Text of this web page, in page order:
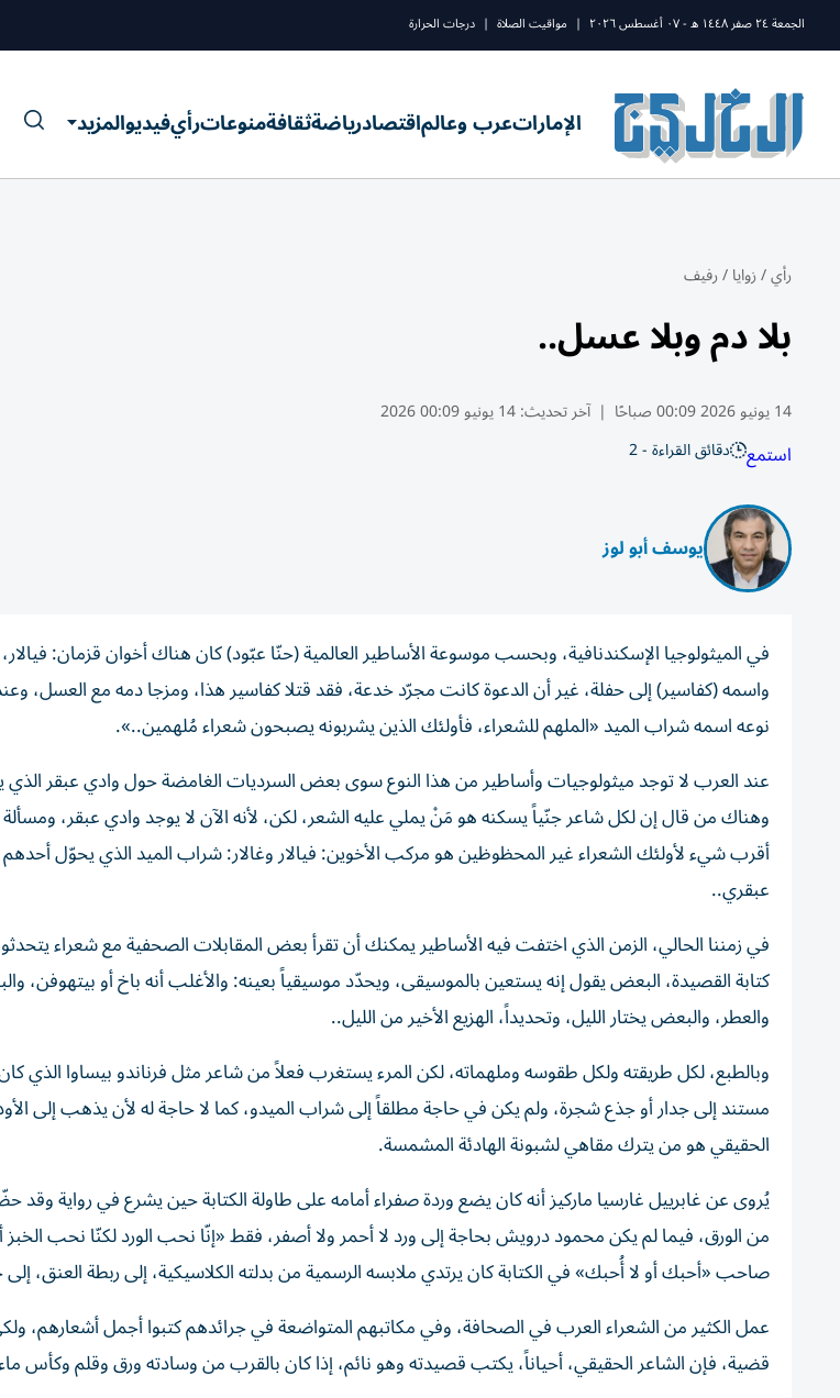
الجمعة ٢٤ صفر ١٤٤٨ ه - ٠٧ أغسطس ٢٠٢٦ | مواقيت الصلاة | درجات الحرارة
الإماراتعرب وعالماقتصادرياضةثقافةمنوعاترأيفيديوالمزيد
رأي/زوايا/رفيف
بلا دم وبلا عسل..
14 يونيو 2026 00:09 صباحًا | آخر تحديث:14 يونيو 00:09 2026
استمع دقائق القراءة - 2
يوسف أبو لوز
في الميثولوجيا الإسكندنافية، وبحسب موسوعة الأساطير العالمية (حنّا عبّود) كان هناك أخوان قزمان: فيالار،
واسمه (كفاسير) إلى حفلة، غير أن الدعوة كانت مجرّد خدعة، فقد قتلا كفاسير هذا، ومزجا دمه مع العسل،
نوعه اسمه شراب الميد «الملهم للشعراء، فأولئك الذين يشربونه يصبحون شعراء مُلهمين..».
عند العرب لا توجد ميثولوجيات وأساطير من هذا النوع سوى بعض السرديات الغامضة حول وادي عبقر الذي
وهناك من قال إن لكل شاعر جنّياً يسكنه هو مَنْ يملي عليه الشعر، لكن، لأنه الآن لا يوجد وادي عبقر،
أقرب شيء لأولئك الشعراء غير المحظوظين هو مركب الأخوين: فيالار وغالار: شراب الميد الذي يحوّل
عبقري..
في زمننا الحالي، الزمن الذي اختفت فيه الأساطير يمكنك أن تقرأ بعض المقابلات الصحفية مع شعراء
كتابة القصيدة، البعض يقول إنه يستعين بالموسيقى، ويحدّد موسيقياً بعينه: والأغلب أنه باخ أو بيتهوفن،
والعطر، والبعض يختار الليل، وتحديداً، الهزيع الأخير من الليل..
وبالطبع، لكل طريقته ولكل طقوسه وملهماته، لكن المرء يستغرب فعلاً من شاعر مثل فرناندو بيساوا الذي
مستند إلى جدار أو جذع شجرة، ولم يكن في حاجة مطلقاً إلى شراب الميدو، كما لا حاجة له لأن يذهب إلى
الحقيقي هو من يترك مقاهي لشبونة الهادئة المشمسة.
يُروى عن غابرييل غارسيا ماركيز أنه كان يضع وردة صفراء أمامه على طاولة الكتابة حين يشرع في رواية
من الورق، فيما لم يكن محمود درويش بحاجة إلى ورد لا أحمر ولا أصفر، فقط «إنّا نحب الورد لكنّا نحب
صاحب «أحبك أو لا أُحبك» في الكتابة كان يرتدي ملابسه الرسمية من بدلته الكلاسيكية، إلى ربطة العنق، إلى
عمل الكثير من الشعراء العرب في الصحافة، وفي مكاتبهم المتواضعة في جرائدهم كتبوا أجمل أشعارهم،
قضية، فإن الشاعر الحقيقي، أحياناً، يكتب قصيدته وهو نائم، إذا كان بالقرب من وسادته ورق وقلم وكأس